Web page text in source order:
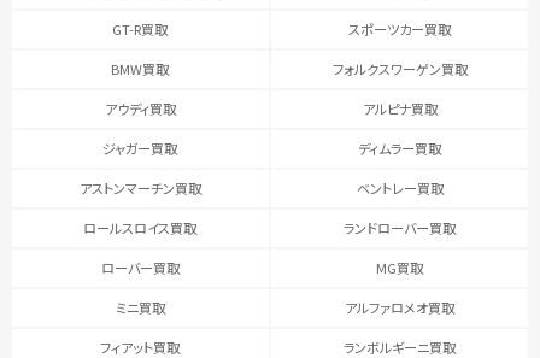
GT-R買取 スポーツカー買取
BMW買取 フォルクスワーゲン買取
アウディ買取 アルピナ買取
ジャガー買取 ディムラー買取
アストンマーチン買取 ベントレー買取
ロールスロイス買取 ランドローバー買取
ローバー買取 MG買取
ミニ買取 アルファロメオ買取
フィアット買取 ランボルギーニ買取